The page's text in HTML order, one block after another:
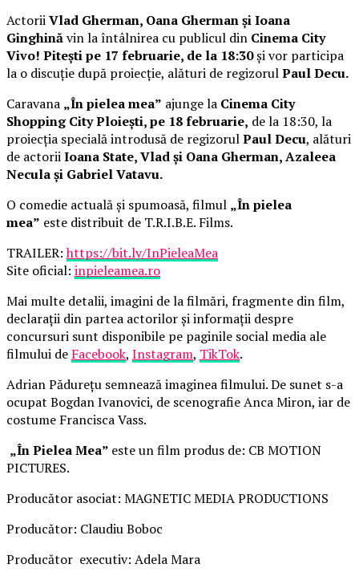
ActoriiVlad Gherman, Oana Gherman și Ioana
Ginghinăvin la întâlnirea cu publicul din Cinema City
Vivo! Pitești pe 17 februarie, de la 18:30și vor participa
la o discuție după proiecție, alături de regizorulPaul Decu.
Caravana „În pielea mea” ajunge la Cinema City
Shopping City Ploiești, pe 18 februarie, de la 18:30, la
proiecția specială introdusă de regizorulPaul Decu, alături
de actoriiIoana State, Vlad și Oana Gherman, Azaleea
Necula și Gabriel Vatavu.
O comedie actuală și spumoasă, filmul „În pielea
mea” este distribuit de T.R.I.B.E. Films.
TRAILER:https://bit.ly/InPieleaMea
Site oficial: inpieleamea.ro
Mai multe detalii, imagini de la filmări, fragmente din film,
declarații din partea actorilor și informații despre
concursuri sunt disponibile pe paginile social media ale
filmului de Facebook, Instagram, TikTok.
Adrian Pădurețu semnează imaginea filmului. De sunet s-a
ocupat Bogdan Ivanovici, de scenografie Anca Miron, iar de
costume Francisca Vass.
„În Pielea Mea” este un film produs de: CB MOTION
PICTURES.
Producător asociat: MAGNETIC MEDIA PRODUCTIONS
Producător: Claudiu Boboc
Producător executiv: Adela Mara